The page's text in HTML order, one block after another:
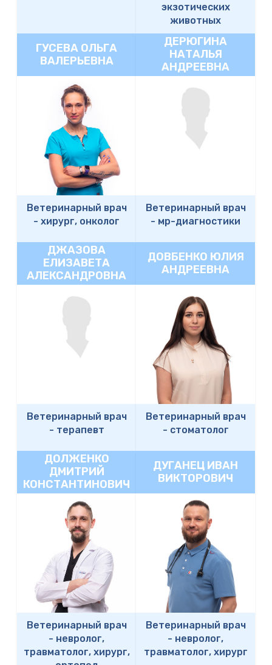
экзотических
животных
ГУСЕВА ОЛЬГА
ВАЛЕРЬЕВНА
Ветеринарный врач
- хирург, онколог
ДЕРЮГИНА
НАТАЛЬЯ
АНДРЕЕВНА
Ветеринарный врач
- мр-диагностики
ДЖАЗОВА
ЕЛИЗАВЕТА
АЛЕКСАНДРОВНА
Ветеринарный врач
- терапевт
ДОВБЕНКО ЮЛИЯ
АНДРЕЕВНА
Ветеринарный врач
- стоматолог
ДОЛЖЕНКО
ДМИТРИЙ
КОНСТАНТИНОВИЧ
Ветеринарный врач
- невролог,
травматолог, хирург,
ДУГАНЕЦ ИВАН
ВИКТОРОВИЧ
Ветеринарный врач
- невролог,
травматолог, хирург